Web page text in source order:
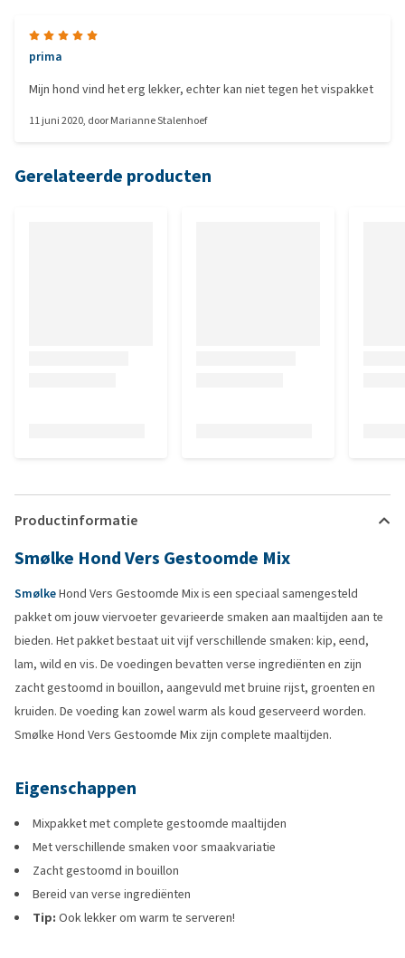
prima
Mijn hond vind het erg lekker, echter kan niet tegen het vispakket
11 juni 2020, doorMarianne Stalenhoef
Gerelateerde producten
Productinformatie
Smølke Hond Vers Gestoomde Mix
SmølkeHond Vers Gestoomde Mix is een speciaal samengesteld
pakket om jouw viervoeter gevarieerde smaken aan maaltijden aan te
bieden. Het pakket bestaat uit vijf verschillende smaken: kip, eend,
lam, wild en vis. De voedingen bevatten verse ingrediënten en zijn
zacht gestoomd in bouillon, aangevuld met bruine rijst, groenten en
kruiden. De voeding kan zowel warm als koud geserveerd worden.
Smølke Hond Vers Gestoomde Mix zijn complete maaltijden.
Eigenschappen
Mixpakket met complete gestoomde maaltijden
Met verschillende smaken voor smaakvariatie
Zacht gestoomd in bouillon
Bereid van verse ingrediënten
Tip: Ook lekker om warm te serveren!